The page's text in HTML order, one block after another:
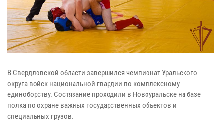
В Свердловской области завершился чемпионат Уральского
округа войск национальной гвардии по комплексному
единоборству. Состязание проходили в Новоуральске на базе
полка по охране важных государственных объектов и
специальных грузов.